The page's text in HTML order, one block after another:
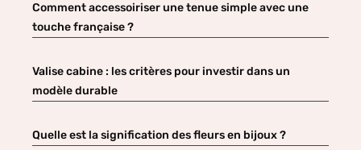
Comment accessoiriser une tenue simple avec une
touche française ?
Valise cabine : les critères pour investir dans un
modèle durable
Quelle est la signification des fleurs en bijoux ?